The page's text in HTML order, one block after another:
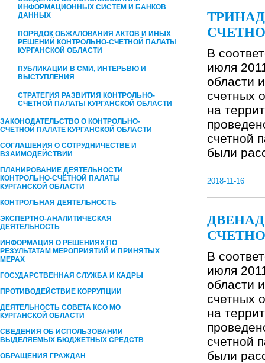
ИНФОРМАЦИОННЫХ СИСТЕМ И БАНКОВ
ДАННЫХ
ПОРЯДОК ОБЖАЛОВАНИЯ АКТОВ И ИНЫХ
РЕШЕНИЙ КОНТРОЛЬНО-СЧЕТНОЙ ПАЛАТЫ
КУРГАНСКОЙ ОБЛАСТИ
ПУБЛИКАЦИИ В СМИ, ИНТЕРЬВЮ И
ВЫСТУПЛЕНИЯ
СТРАТЕГИЯ РАЗВИТИЯ КОНТРОЛЬНО-
СЧЕТНОЙ ПАЛАТЫ КУРГАНСКОЙ ОБЛАСТИ
ЗАКОНОДАТЕЛЬСТВО О КОНТРОЛЬНО-
СЧЕТНОЙ ПАЛАТЕ КУРГАНСКОЙ ОБЛАСТИ
СОГЛАШЕНИЯ О СОТРУДНИЧЕСТВЕ И
ВЗАИМОДЕЙСТВИИ
ПЛАНИРОВАНИЕ ДЕЯТЕЛЬНОСТИ
КОНТРОЛЬНО-СЧЁТНОЙ ПАЛАТЫ
КУРГАНCКОЙ ОБЛАСТИ
КОНТРОЛЬНАЯ ДЕЯТЕЛЬНОСТЬ
ЭКСПЕРТНО-АНАЛИТИЧЕСКАЯ
ДЕЯТЕЛЬНОСТЬ
ИНФОРМАЦИЯ О РЕШЕНИЯХ ПО
РЕЗУЛЬТАТАМ МЕРОПРИЯТИЙ И ПРИНЯТЫХ
МЕРАХ
ГОСУДАРСТВЕННАЯ СЛУЖБА И КАДРЫ
ПРОТИВОДЕЙСТВИЕ КОРРУПЦИИ
ДЕЯТЕЛЬНОСТЬ СОВЕТА КСО МО
КУРГАНСКОЙ ОБЛАСТИ
СВЕДЕНИЯ ОБ ИСПОЛЬЗОВАНИИ
ВЫДЕЛЯЕМЫХ БЮДЖЕТНЫХ СРЕДСТВ
ОБРАЩЕНИЯ ГРАЖДАН
В
июля
области
счетных
на
счетной
были
2018-11-16
В
июля
области
счетных
на
счетной
были